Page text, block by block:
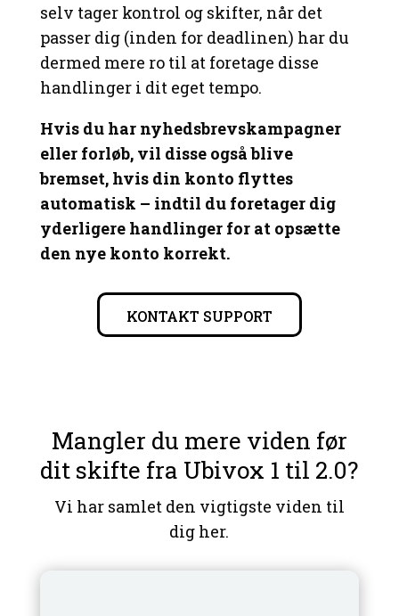
selv tager kontrol og skifter, når det
passer dig (inden for deadlinen) har du
dermed mere ro til at foretage disse
handlinger i dit eget tempo.
Hvis du har nyhedsbrevskampagner
eller forløb, vil disse også blive
bremset, hvis din konto flyttes
automatisk – indtil du foretager dig
yderligere handlinger for at opsætte
den nye konto korrekt.
KONTAKT SUPPORT
Mangler du mere viden før
dit skifte fra Ubivox 1 til 2.0?
Vi har samlet den vigtigste viden til
dig her.